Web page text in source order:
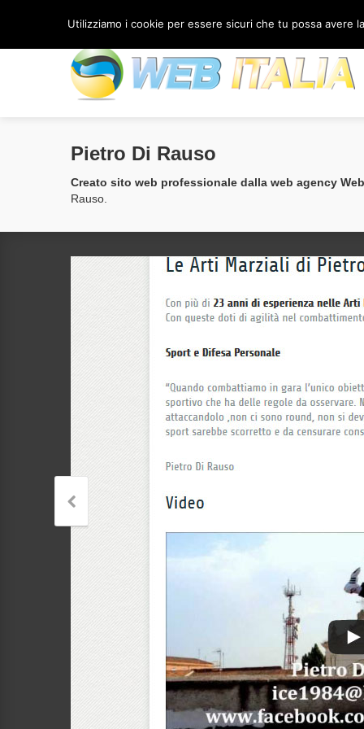
Pietro Di Rauso
Creato sito web professionale dalla web agency
Rauso.
Utilizziamo i cookie per essere sicuri che tu possa